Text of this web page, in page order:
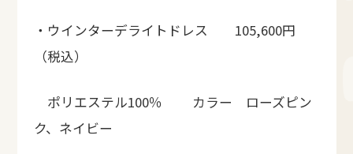
・ウインターデライトドレス 105,600円
（税込）
ポリエステル100％ カラー ローズピン
ク、ネイビー